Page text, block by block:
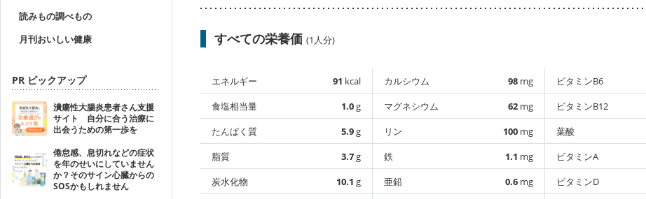
読みもの調べもの
月刊おいしい健康
PR ピックアップ
潰瘍性大腸炎患者さん支援
サイト 自分に合う治療に
出会うための第一歩を
倦怠感、息切れなどの症状
を年のせいにしていません
か？そのサイン心臓からの
SOSかもしれません
すべての栄養価 (1人分)
エネルギー 91 kcal
食塩相当量
1.0g
たんぱく質
5.9g
脂質
3.7g
炭水化物
10.1 g
カルシウム 98 mg
マグネシウム
62 mg
リン
100 mg
鉄
1.1 mg
亜鉛
0.6 mg
ビタミンB6
ビタミンB12
葉酸
ビタミンA
ビタミンD